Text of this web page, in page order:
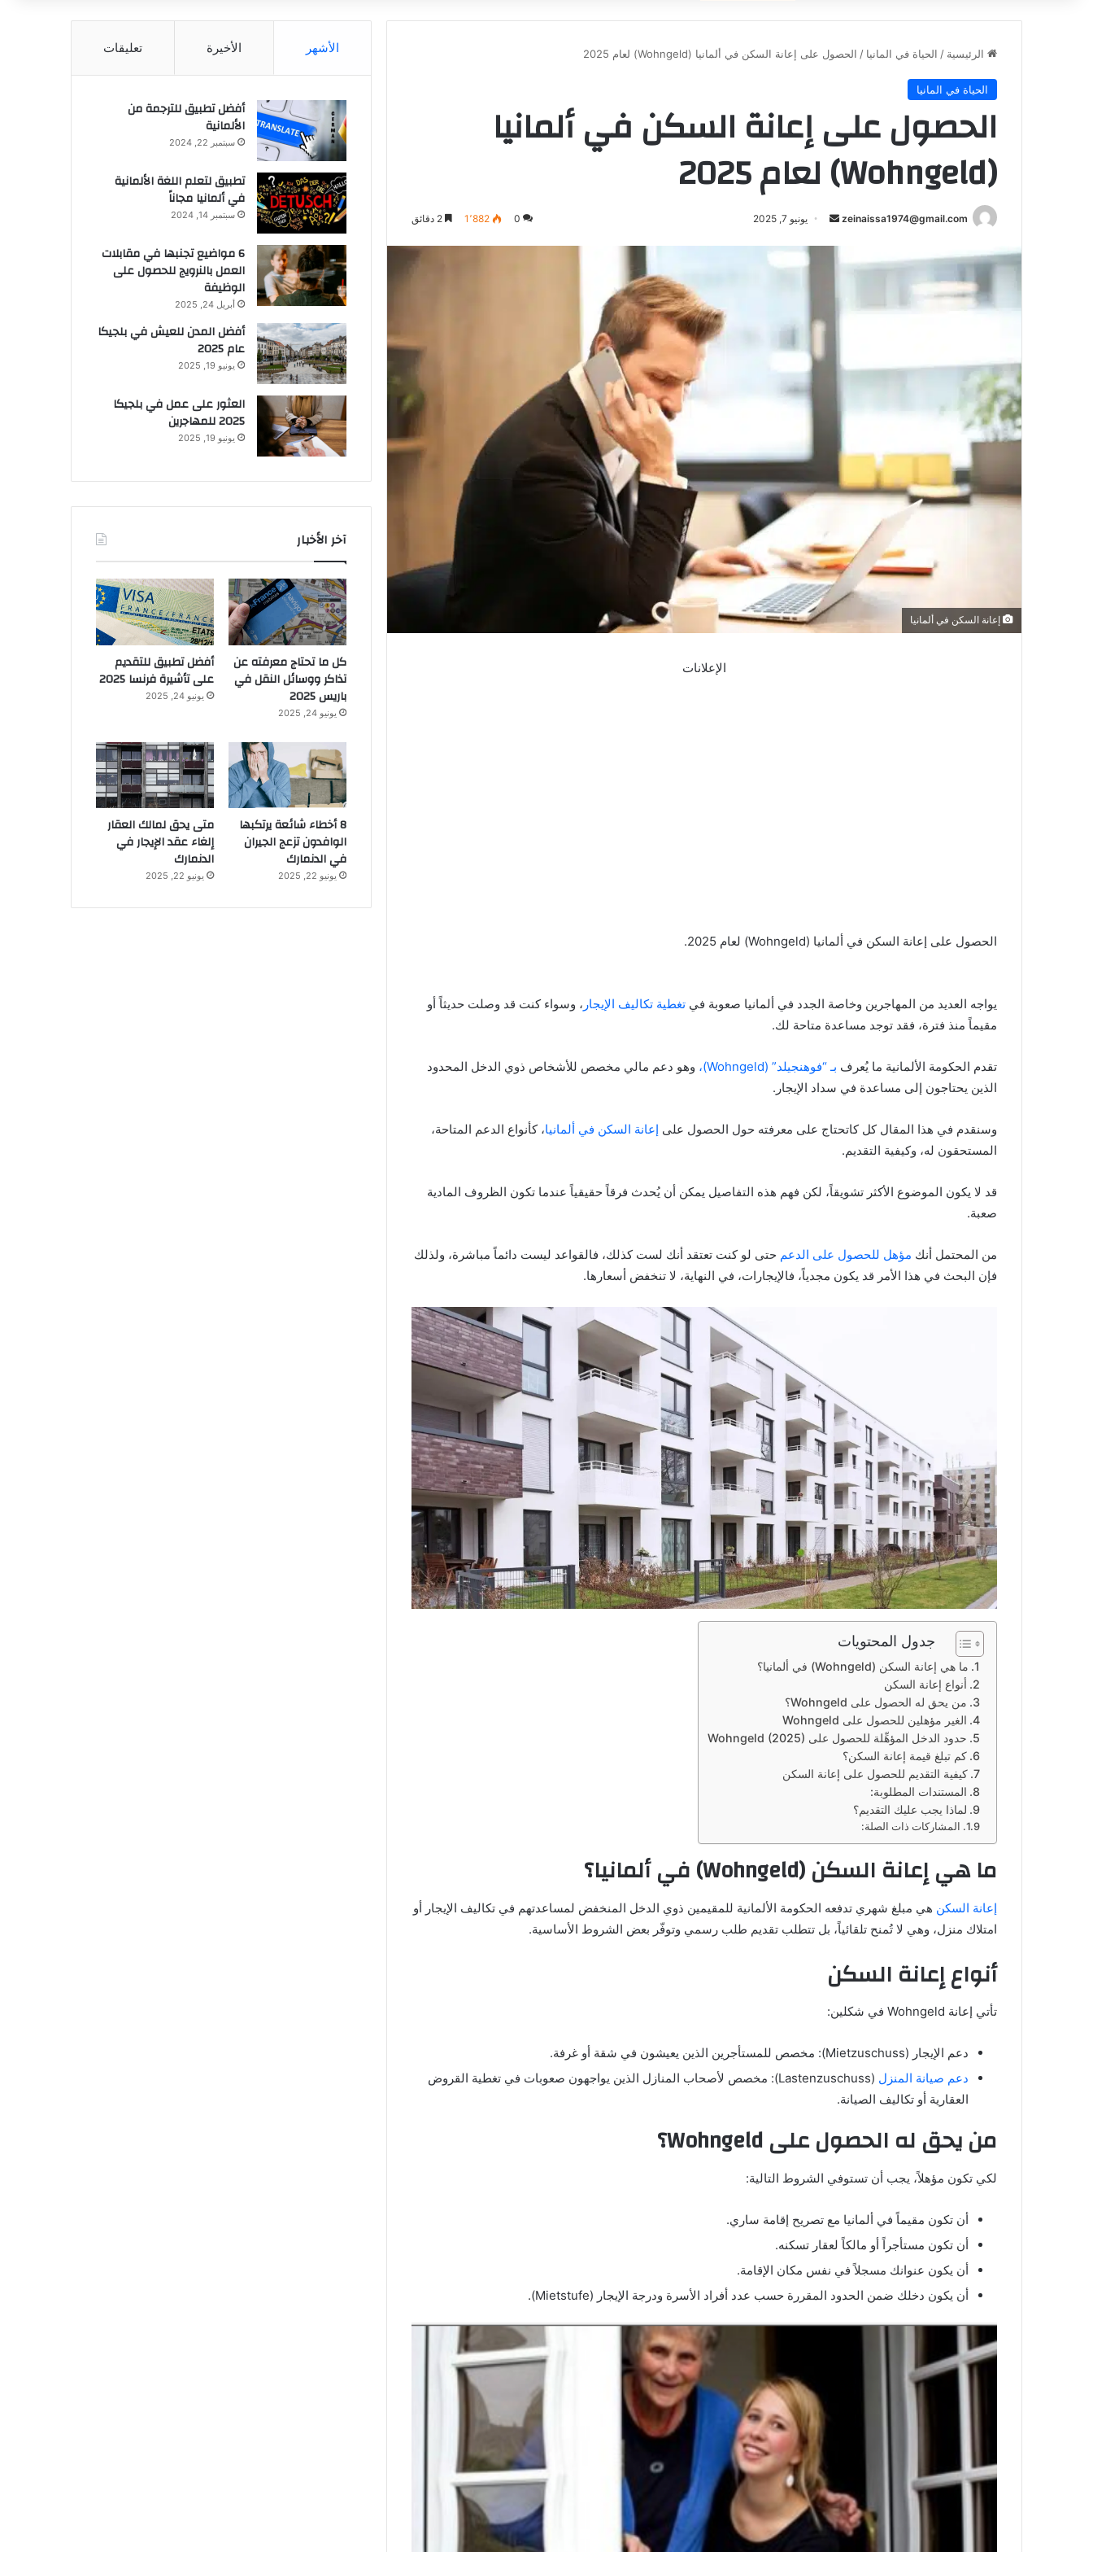
الرئيسية / الحياة في المانيا / الحصول على إعانة السكن في ألمانيا (Wohngeld) لعام 2025
الحياة في المانيا
الحصول على إعانة السكن في ألمانيا
(Wohngeld) لعام 2025
zeinaissa1974@gmail.com
أرسل
إلكترونيا
يونيو 7, 2025 0 1٬882
إعانة السكن في ألمانيا
الإعلانات
الحصول على إعانة السكن في ألمانيا (Wohngeld) لعام 2025.
يواجه العديد من المهاجرين وخاصة الجدد في ألمانيا صعوبة في تغطية تكاليف الإيجار ، وسواء كنت قد وصلت حديثاً أو
مقيماً منذ فترة، فقد توجد مساعدة متاحة لك.
تقدم الحكومة الألمانية ما يُعرف بـ “فوهنجيلد” (Wohngeld)،
وهو دعم مالي مخصص للأشخاص ذوي الدخل المحدود
الذين يحتاجون إلى مساعدة في سداد الإيجار.
وسنقدم في هذا المقال كل كاتحتاج على معرفته حول الحصول على إعانة السكن في ألمانيا، كأنواع الدعم المتاحة،
المستحقون له، وكيفية التقديم.
قد لا يكون الموضوع الأكثر تشويقاً، لكن فهم هذه التفاصيل يمكن أن يُحدث فرقاً حقيقياً عندما تكون الظروف المادية
صعبة.
من المحتمل أنك مؤهل للحصول على الدعم حتى لو كنت تعتقد أنك لست كذلك، فالقواعد ليست دائماً مباشرة، ولذلك
فإن البحث في هذا الأمر قد يكون مجدياً، فالإيجارات، في النهاية، لا تنخفض أسعارها.
جدول المحتويات
ما هي إعانة السكن (Wohngeld) في ألمانيا؟
أنواع إعانة السكن
من يحق له الحصول على Wohngeld؟
الغير مؤهلين للحصول على Wohngeld
حدود الدخل المؤهِّلة للحصول على Wohngeld (2025)
كم تبلغ قيمة إعانة السكن؟
كيفية التقديم للحصول على إعانة السكن
المستندات المطلوبة:
لماذا يجب عليك التقديم؟
المشاركات ذات الصلة:
ما هي إعانة السكن (Wohngeld) في ألمانيا؟
إعانة السكن هي مبلغ شهري تدفعه الحكومة الألمانية للمقيمين ذوي الدخل المنخفض لمساعدتهم في تكاليف الإيجار أو
امتلاك منزل، وهي لا تُمنح تلقائياً، بل تتطلب تقديم طلب رسمي وتوفّر بعض الشروط الأساسية.
أنواع إعانة السكن
تأتي إعانة Wohngeld في شكلين:
دعم الإيجار (Mietzuschuss): مخصص للمستأجرين الذين يعيشون في شقة أو غرفة.
دعم صيانة المنزل
(Lastenzuschuss): مخصص لأصحاب المنازل الذين يواجهون صعوبات في تغطية القروض
العقارية أو تكاليف الصيانة.
من يحق له الحصول على Wohngeld؟
لكي تكون مؤهلاً، يجب أن تستوفي الشروط التالية:
أن تكون مقيماً في ألمانيا مع تصريح إقامة ساري.
أن تكون مستأجراً أو مالكاً لعقار تسكنه.
أن يكون عنوانك مسجلاً في نفس مكان الإقامة.
أن يكون دخلك ضمن الحدود المقررة حسب عدد أفراد الأسرة ودرجة الإيجار (Mietstufe).
الأشهر الأخيرة تعليقات
أفضل تطبيق للترجمة من
الألمانية
سبتمبر 22, 2024
تطبيق لتعلم اللغة الألمانية
في ألمانيا مجاناً
سبتمبر 14, 2024
6 مواضيع تجنبها في مقابلات
العمل بالنرويج للحصول على
الوظيفة
أبريل 24, 2025
أفضل المدن للعيش في بلجيكا
عام 2025
يونيو 19, 2025
العثور على عمل في بلجيكا
2025 للمهاجرين
يونيو 19, 2025
آخر الأخبار
كل ما تحتاج معرفته عن
تذاكر ووسائل النقل في
باريس 2025
يونيو 24, 2025
أفضل تطبيق للتقديم
على تأشيرة فرنسا 2025
يونيو 24, 2025
8 أخطاء شائعة يرتكبها
الوافدون تزعج الجيران
في الدنمارك
يونيو 22, 2025
متى يحق لمالك العقار
إلغاء عقد الإيجار في
الدنمارك
يونيو 22, 2025